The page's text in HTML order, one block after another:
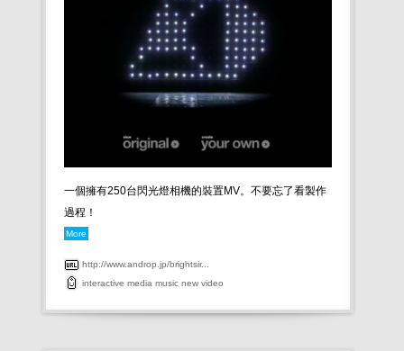
一個擁有250台閃光燈相機的裝置MV。不要忘了看製作
過程！
More
http://www.androp.jp/brightsir...
interactive media music new video